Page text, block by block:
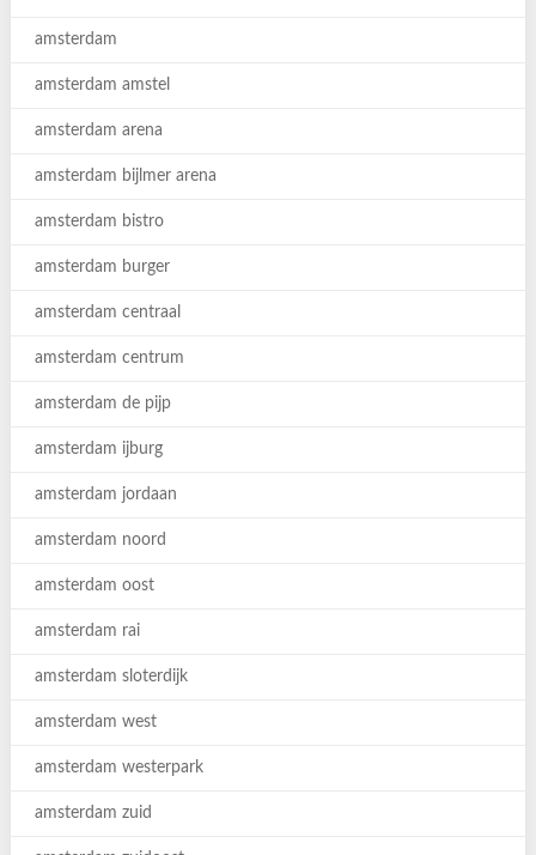
amsterdam
amsterdam amstel
amsterdam arena
amsterdam bijlmer arena
amsterdam bistro
amsterdam burger
amsterdam centraal
amsterdam centrum
amsterdam de pijp
amsterdam ijburg
amsterdam jordaan
amsterdam noord
amsterdam oost
amsterdam rai
amsterdam sloterdijk
amsterdam west
amsterdam westerpark
amsterdam zuid